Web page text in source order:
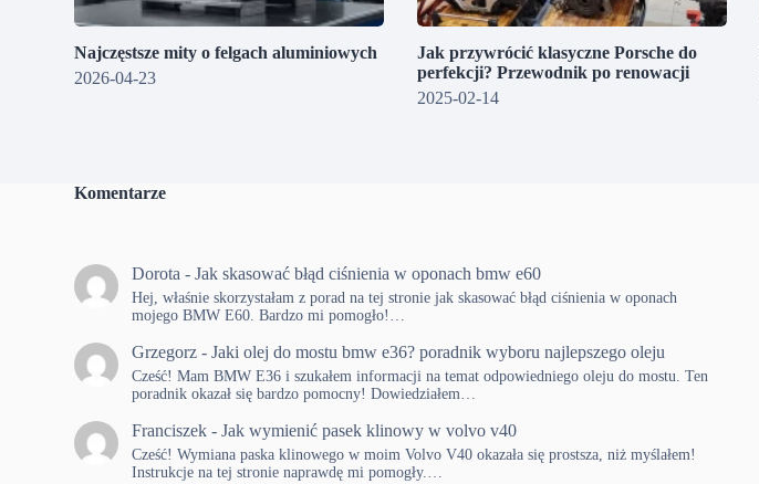
Najczęstsze mity o felgach aluminiowych
2026-04-23
Jak przywrócić klasyczne Porsche do
perfekcji? Przewodnik po renowacji
2025-02-14
Komentarze
Dorota -Jak skasować błąd ciśnienia w oponach bmw e60
Hej, właśnie skorzystałam z porad na tej stronie jak skasować błąd ciśnienia w oponach
mojego BMW E60. Bardzo mi pomogło!…
Grzegorz -Jaki olej do mostu bmw e36? poradnik wyboru najlepszego oleju
Cześć! Mam BMW E36 i szukałem informacji na temat odpowiedniego oleju do mostu. Ten
poradnik okazał się bardzo pomocny! Dowiedziałem…
Franciszek -Jak wymienić pasek klinowy w volvo v40
Cześć! Wymiana paska klinowego w moim Volvo V40 okazała się prostsza, niż myślałem!
Instrukcje na tej stronie naprawdę mi pomogły.…